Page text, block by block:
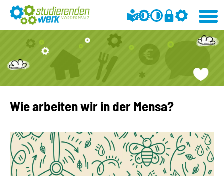
Wie arbeiten wir in der Mensa?